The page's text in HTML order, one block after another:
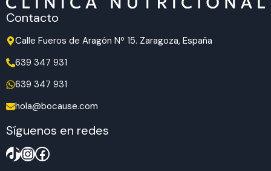
Contacto
Calle Fueros de Aragón Nº 15. Zaragoza, España
639 347 931
639 347 931
hola@bocause.com
Síguenos en redes
TikTok
Instagram
Facebook